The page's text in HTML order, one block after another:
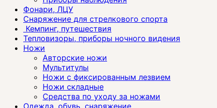
Фонари, ЛЦУ
Снаряжение для стрелкового спорта
Кемпинг, путешествия
Тепловизоры, приборы ночного видения
Ножи
Авторские ножи
Мультитулы
Ножи с фиксированным лезвием
Ножи складные
Средства по уходу за ножами
Одежда, обувь, снаряжение